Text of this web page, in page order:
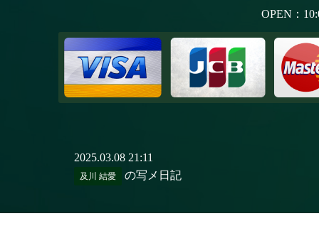
OPEN：
2025.03.08 21:11
及川 結愛 の写メ日記